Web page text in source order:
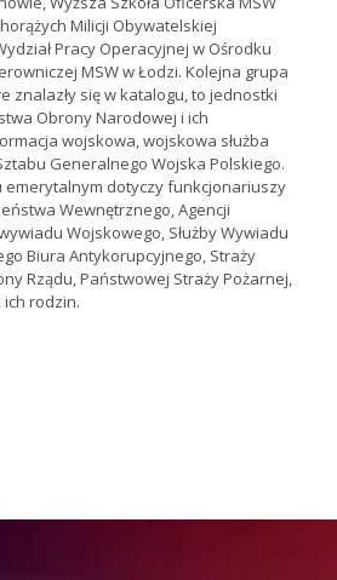
Milicji Obywatelskiej
Pracy Operacyjnej w Ośrodku
MSW w Łodzi. Kolejna grupa
znalazły się w katalogu, to jednostki
Obrony Narodowej i ich
wojskowa, wojskowa służba
Generalnego Wojska Polskiego.
dotyczy funkcjonariuszy
Wewnętrznego, Agencji
Wojskowego, Służby Wywiadu
Biura Antykorupcyjnego, Straży
Rządu, Państwowej Straży Pożarnej,
ich rodzin.